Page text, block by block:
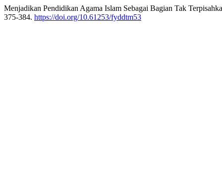
Menjadikan Pendidikan Agama Islam Sebagai Bagian Tak
375-384. https://doi.org/10.61253/fyddtm53